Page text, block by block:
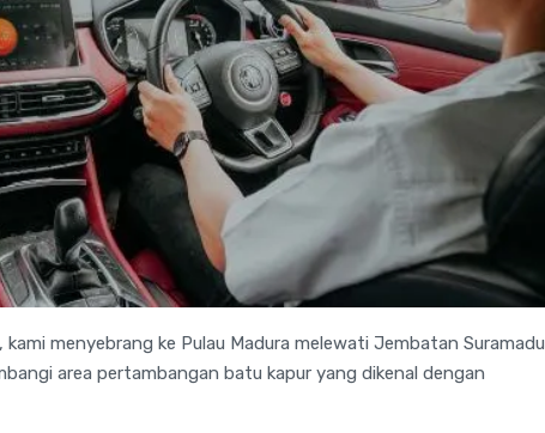
menyebrang ke Pulau Madura melewati Jembatan Suramadu
area pertambangan batu kapur yang dikenal dengan